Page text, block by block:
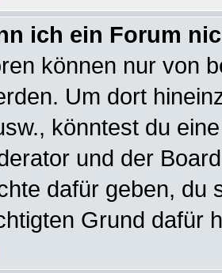
ich ein Forum
können nur von
Um dort
könntest du
und der
dafür geben, du
Grund dafür